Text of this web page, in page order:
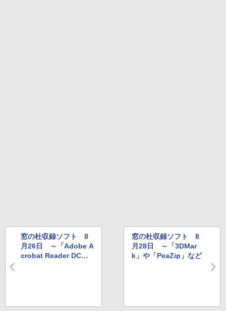
窓の杜収録ソフト 8
月26日 ～「Adobe A
crobat Reader DC」
窓の杜収録ソフト 8
月28日 ～「3DMar
k」や「PeaZip」など